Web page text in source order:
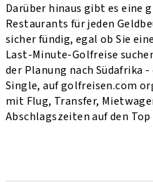
Darüber hinaus gibt es eine
Restaurants für jeden
sicher fündig, egal ob Sie
Last-Minute-Golfreise
der Planung nach Südafrika
Single, auf golfreisen.com
mit Flug, Transfer,
Abschlagszeiten auf den